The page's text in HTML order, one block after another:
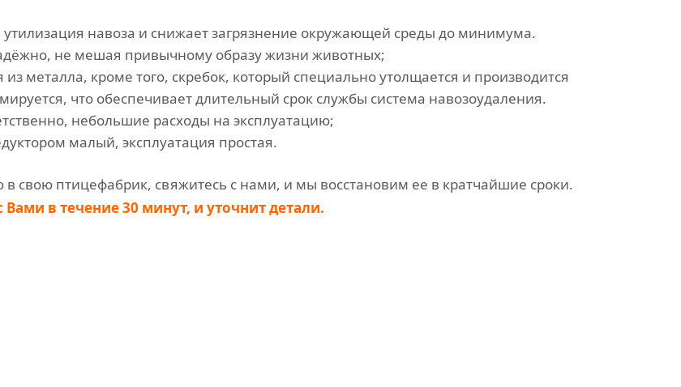
навоза и снижает загрязнение окружающей среды до минимума.
не мешая привычному образу жизни животных;
металла, кроме того, скребок, который специально утолщается и производится
что обеспечивает длительный срок службы система навозоудаления.
небольшие расходы на эксплуатацию;
малый, эксплуатация простая.
свою птицефабрик, свяжитесь с нами, и мы восстановим ее в кратчайшие сроки.
в течение 30 минут, и уточнит детали.